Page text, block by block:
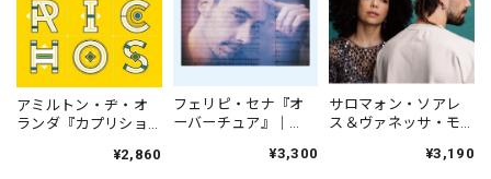
アミルトン・ヂ・オ
ランダ『カプリショ
HOLANDA『CAPRIC
¥2,860
フェリピ・セナ『オ
ーバーチュア』｜
Senna『Overture』
¥3,300
サロマォン・ソアレ
ス＆ヴァネッサ・モ
ス・ヴェントス』|¥3,190